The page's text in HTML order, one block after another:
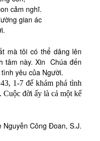
cảm nghĩ.
gian ác
mà tôi có thể dâng lên
tâm này. Xin Chúa đến
yêu của Người.
1-7 để khám phá tình
đời ấy là cả một kế
Nguyễn Công Đoan, S.J.